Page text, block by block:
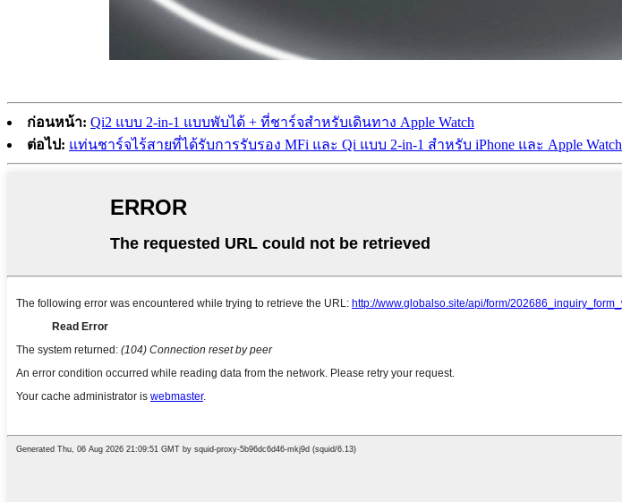
ก่อนหน้า: Qi2 แบบ 2-in-1 แบบพับได้ + ที่ชาร์จสำหรับเดินทาง Apple Watch
ต่อไป: แท่นชาร์จไร้สายที่ได้รับการรับรอง MFi และ Qi แบบ 2-in-1 สำหรับ iPhone และ Apple Watch